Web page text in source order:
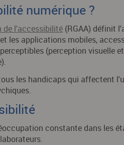
numérique ?
de l'accessibilité (RGAA) définit
les applications mobiles,
(perception
les handicaps qui affectent
constante dans les